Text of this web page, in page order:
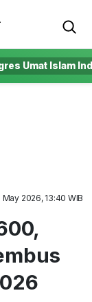
Umat Islam
May 2026, 13:40 WIB